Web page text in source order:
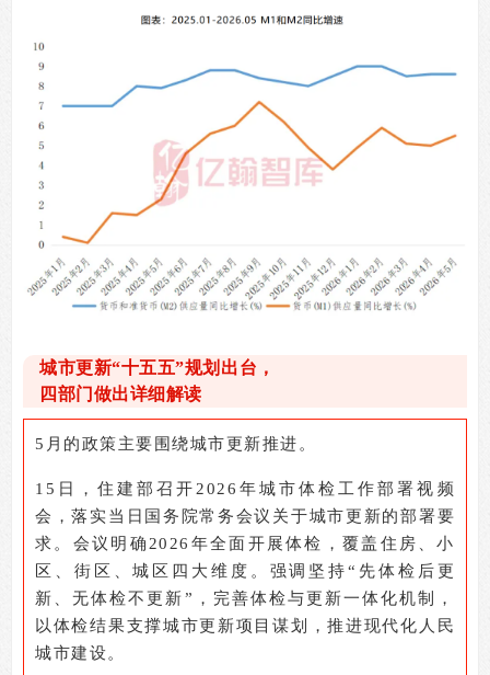
城市更新“十五五”规划出台，
四部门做出详细解读
5 月的政策主要围绕城市更新推进。
15 日，住建部召开2026年城市体检工作部署视频
会，落实当日国务院常务会议关于城市更新的部署要
求。会议明确2026年全面开展体检，覆盖住房、小
区、街区、城区四大维度。强调坚持“先体检后更
新、无体检不更新”，完善体检与更新一体化机制，
以体检结果支撑城市更新项目谋划，推进现代化人民
城市建设。